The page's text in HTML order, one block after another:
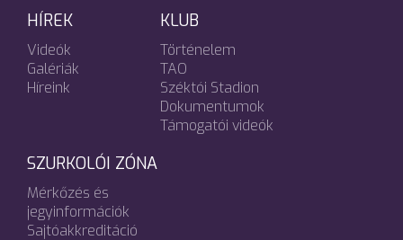
HÍREK
Videók
Galériák
Híreink
KLUB
Történelem
TAO
Széktói Stadion
Dokumentumok
Támogatói videók
SZURKOLÓI ZÓNA
Mérkőzés és
jegyinformációk
Sajtóakkreditáció